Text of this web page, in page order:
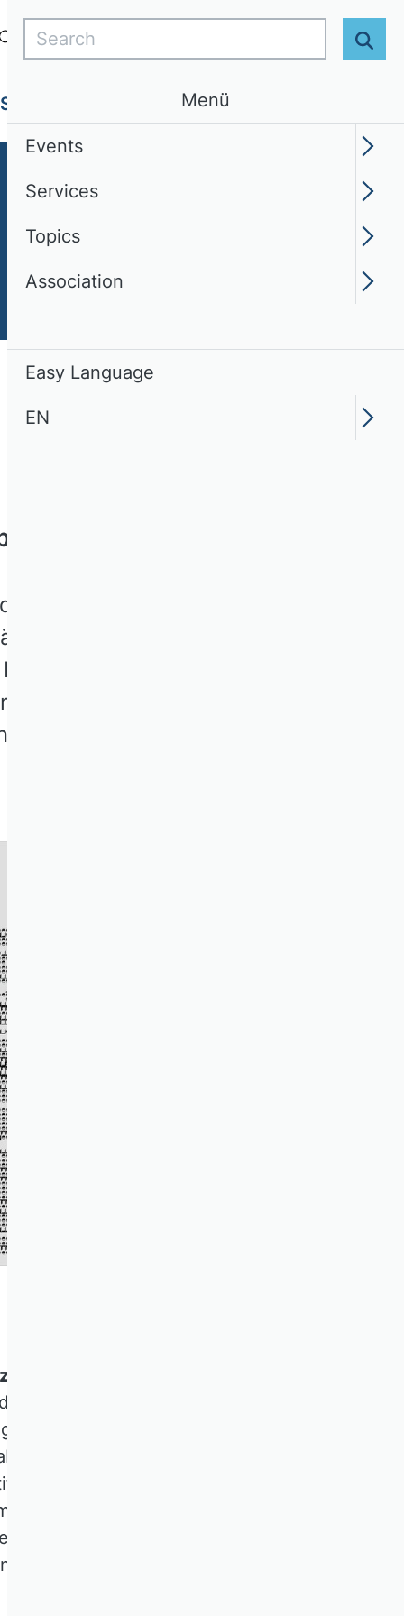
Login
Services Association
Phänomen ChatGPT
Hype
besteht
VHB expert
AI aus Sicht der
Artefakte wie
Der Vergleich mit
Zeit fehl
die heute
werden
und den First
Search
Menü
Events
Services
Topics
Association
Easy Language
EN